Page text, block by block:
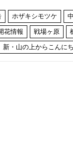
ホザキシモツケ
花情報 戦場ヶ原
新・山の上からこんに